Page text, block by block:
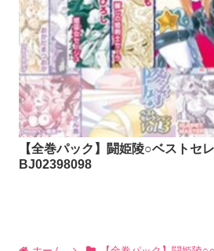
【全巻パック】闘姫陵○ベストセ
BJ02398098